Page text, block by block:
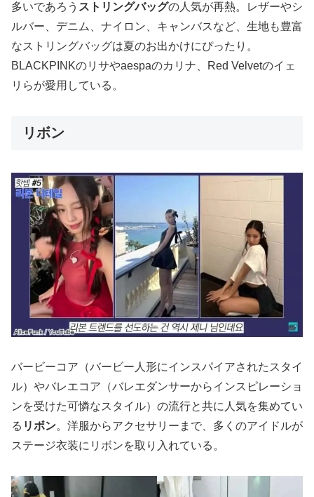
多いであろう ストリングバッグの人気が再熱。レザーやシ
ルバー、デニム、ナイロン、キャンバスなど、生地も豊富
なストリングバッグは夏のお出かけにぴったり。
BLACKPINKのリサやaespaのカリナ、Red Velvetのイェ
リらが愛用している。
リボン
バービーコア（バービー人形にインスパイアされたスタイ
ル）やバレエコア（バレエダンサーからインスピレーショ
ンを受けた可憐なスタイル）の流行と共に人気を集めてい
る リボン。洋服からアクセサリーまで、多くのアイドルが
ステージ衣装にリボンを取り入れている。